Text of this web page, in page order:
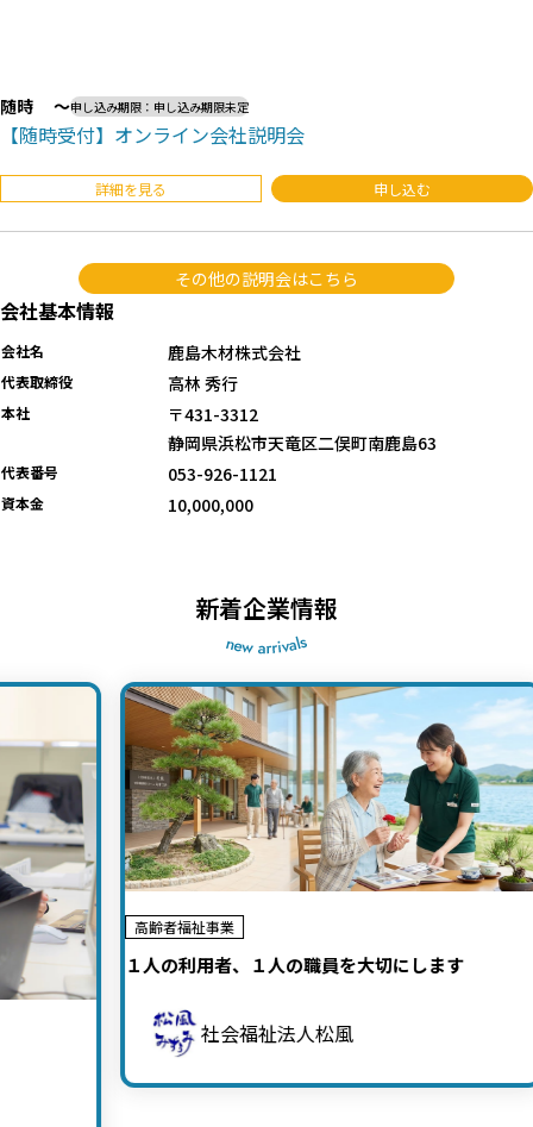
随時 〜申し込み期限：申し込み期限未定
【随時受付】オンライン会社説明会
詳細を見る 申し込む
その他の説明会はこちら
会社基本情報
会社名 鹿島木材株式会社
代表取締役 高林 秀行
本社
〒431-3312
静岡県浜松市天竜区二俣町南鹿島63
代表番号 053-926-1121
資本金 10,000,000
新着企業情報
高齢者福祉事業
１人の利用者、１人の職員を大切にします
社会福祉法人松風